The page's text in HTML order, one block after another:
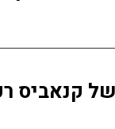
קנאביס